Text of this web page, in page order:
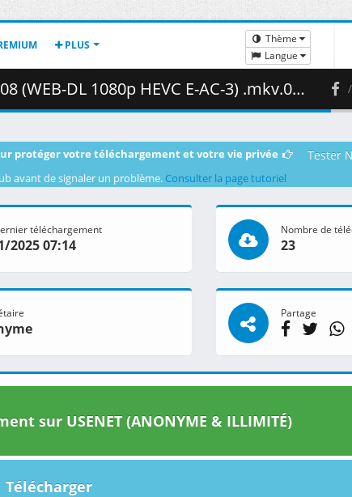
PLUS
Thème
Langue
1080p HEVC E-AC-3) .mkv.001 ( 469.93 MB )
protéger votre téléchargement et votre vie privée Tester
avant de signaler un problème. Consulter la page tutoriel
téléchargement
2025 07:14
Nombre de
23
Partage
sur USENET (ANONYME & ILLIMITÉ)
Télécharger